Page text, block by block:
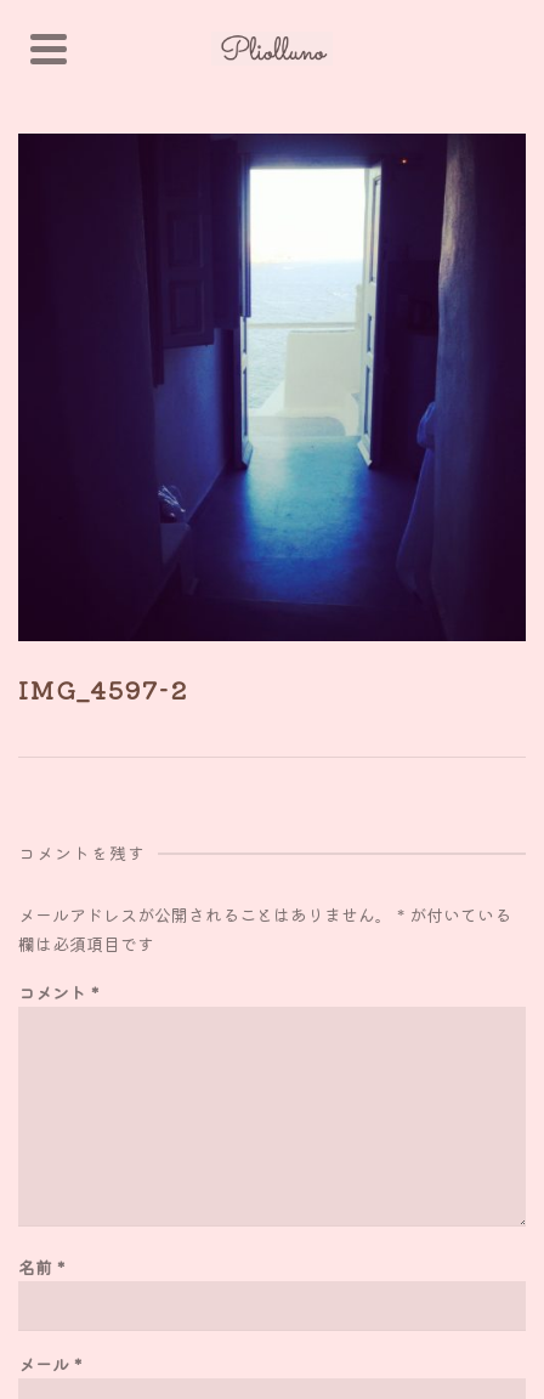
IMG_4597-2
コメントを残す
メールアドレスが公開されることはありません。 * が付いている
欄は必須項目です
コメント *
名前 *
メール *